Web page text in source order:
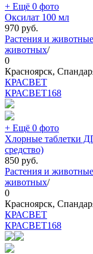
+ Ещё 0 фото
Оксилат 100 мл
970 руб.
Растения и животные
животных/
0
Красноярск,
КРАСВЕТ
КРАСВЕТ168
+ Ещё 0 фото
Хлорные таблетки
средство)
850 руб.
Растения и животные
животных/
0
Красноярск,
КРАСВЕТ
КРАСВЕТ168